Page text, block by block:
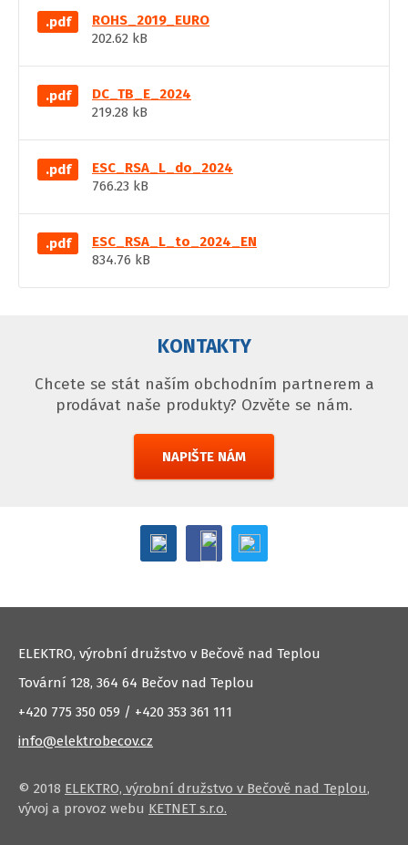
.pdf
ROHS_2019_EURO
202.62 kB
.pdf
DC_TB_E_2024
219.28 kB
.pdf
ESC_RSA_L_do_2024
766.23 kB
.pdf
ESC_RSA_L_to_2024_EN
834.76 kB
KONTAKTY
Chcete se stát naším obchodním partnerem a
prodávat naše produkty? Ozvěte se nám.
NAPIŠTE NÁM
ELEKTRO, výrobní družstvo v Bečově nad Teplou
Tovární 128, 364 64 Bečov nad Teplou
+420 775 350 059 / +420 353 361 111
info@elektrobecov.cz
© 2018 ELEKTRO, výrobní družstvo v Bečově nad Teplou,
vývoj a provoz webu KETNET s.r.o.